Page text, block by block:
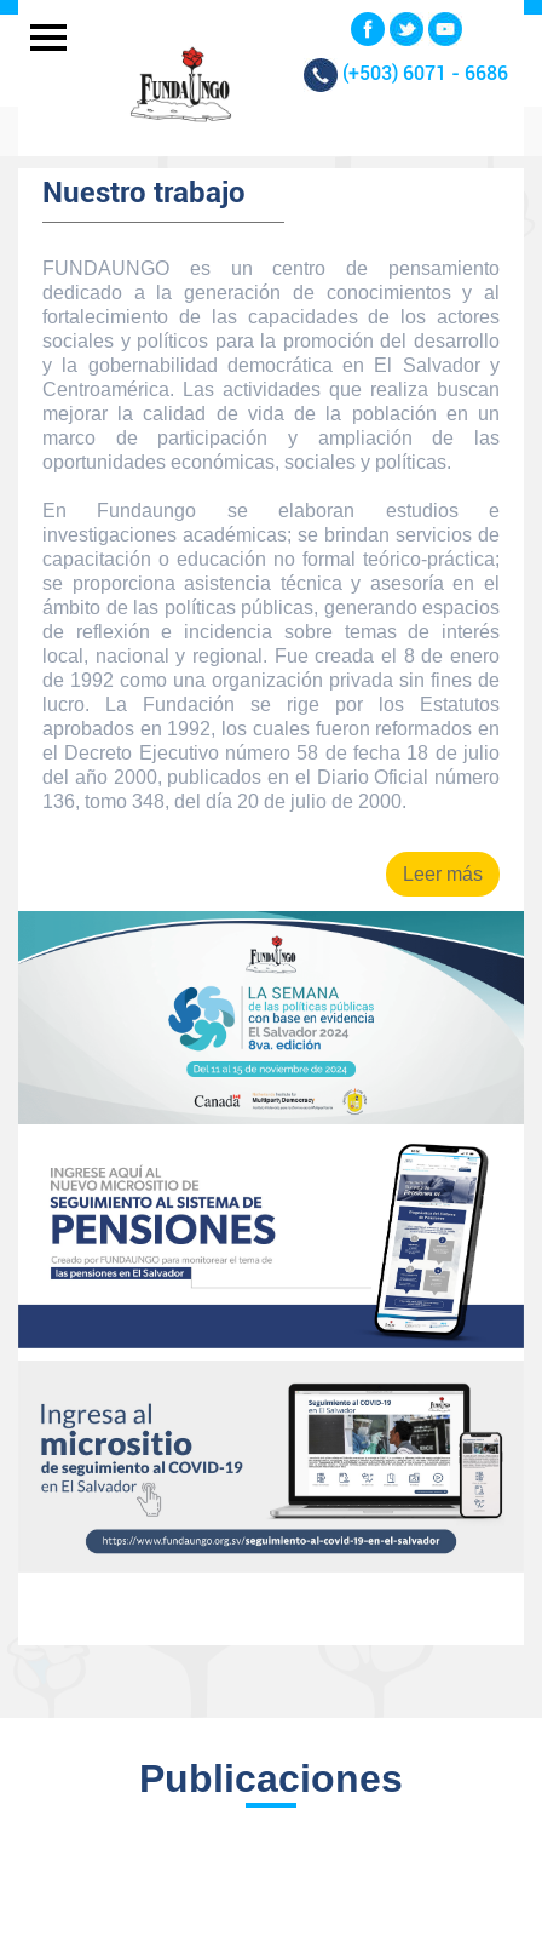
(+503) 6071 - 6686
Nuestro trabajo
FUNDAUNGO es un centro de pensamiento
dedicado a la generación de conocimientos y al
fortalecimiento de las capacidades de los actores
sociales y políticos para la promoción del desarrollo
y la gobernabilidad democrática en El Salvador y
Centroamérica. Las actividades que realiza buscan
mejorar la calidad de vida de la población en un
marco de participación y ampliación de las
oportunidades económicas, sociales y políticas.
En Fundaungo se elaboran estudios e
investigaciones académicas; se brindan servicios de
capacitación o educación no formal teórico-práctica;
se proporciona asistencia técnica y asesoría en el
ámbito de las políticas públicas, generando espacios
de reflexión e incidencia sobre temas de interés
local, nacional y regional. Fue creada el 8 de enero
de 1992 como una organización privada sin fines de
lucro. La Fundación se rige por los Estatutos
aprobados en 1992, los cuales fueron reformados en
el Decreto Ejecutivo número 58 de fecha 18 de julio
del año 2000, publicados en el Diario Oficial número
136, tomo 348, del día 20 de julio de 2000.
Leer más
Publicaciones